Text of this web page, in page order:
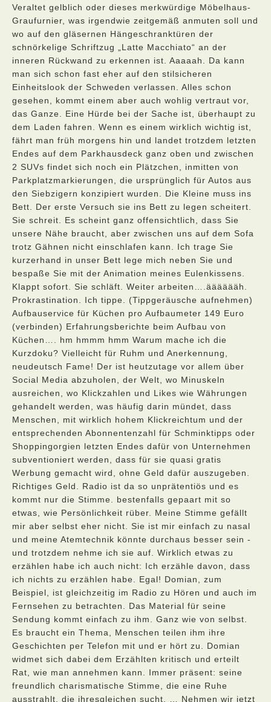
Veraltet gelblich oder dieses merkwürdige Möbelhaus-
Graufurnier, was irgendwie zeitgemäß anmuten soll und
wo auf den gläsernen Hängeschranktüren der
schnörkelige Schriftzug „Latte Macchiato“ an der
inneren Rückwand zu erkennen ist. Aaaaah. Da kann
man sich schon fast eher auf den stilsicheren
Einheitslook der Schweden verlassen. Alles schon
gesehen, kommt einem aber auch wohlig vertraut vor,
das Ganze. Eine Hürde bei der Sache ist, überhaupt zu
dem Laden fahren. Wenn es einem wirklich wichtig ist,
fährt man früh morgens hin und landet trotzdem letzten
Endes auf dem Parkhausdeck ganz oben und zwischen
2 SUVs findet sich noch ein Plätzchen, inmitten von
Parkplatzmarkierungen, die ursprünglich für Autos aus
den Siebzigern konzipiert wurden. Die Kleine muss ins
Bett. Der erste Versuch sie ins Bett zu legen scheitert.
Sie schreit. Es scheint ganz offensichtlich, dass Sie
unsere Nähe braucht, aber zwischen uns auf dem Sofa
trotz Gähnen nicht einschlafen kann. Ich trage Sie
kurzerhand in unser Bett lege mich neben Sie und
bespaße Sie mit der Animation meines Eulenkissens.
Klappt sofort. Sie schläft. Weiter arbeiten….ääääääh.
Prokrastination. Ich tippe. (Tippgeräusche aufnehmen)
Aufbauservice für Küchen pro Aufbaumeter 149 Euro
(verbinden) Erfahrungsberichte beim Aufbau von
Küchen…. hm hmmm hmm Warum mache ich die
Kurzdoku? Vielleicht für Ruhm und Anerkennung,
neudeutsch Fame! Der ist heutzutage vor allem über
Social Media abzuholen, der Welt, wo Minuskeln
ausreichen, wo Klickzahlen und Likes wie Währungen
gehandelt werden, was häufig darin mündet, dass
Menschen, mit wirklich hohem Klickreichtum und der
entsprechenden Abonnentenzahl für Schminktipps oder
Shoppingorgien letzten Endes dafür von Unternehmen
subventioniert werden, dass für sie quasi gratis
Werbung gemacht wird, ohne Geld dafür auszugeben.
Richtiges Geld. Radio ist da so unprätentiös und es
kommt nur die Stimme. bestenfalls gepaart mit so
etwas, wie Persönlichkeit rüber. Meine Stimme gefällt
mir aber selbst eher nicht. Sie ist mir einfach zu nasal
und meine Atemtechnik könnte durchaus besser sein -
und trotzdem nehme ich sie auf. Wirklich etwas zu
erzählen habe ich auch nicht: Ich erzähle davon, dass
ich nichts zu erzählen habe. Egal! Domian, zum
Beispiel, ist gleichzeitig im Radio zu Hören und auch im
Fernsehen zu betrachten. Das Material für seine
Sendung kommt einfach zu ihm. Ganz wie von selbst.
Es braucht ein Thema, Menschen teilen ihm ihre
Geschichten per Telefon mit und er hört zu. Domian
widmet sich dabei dem Erzählten kritisch und erteilt
Rat, wie man annehmen kann. Immer präsent: seine
freundlich charismatische Stimme, die eine Ruhe
ausstrahlt, die ihresgleichen sucht. … Nehmen wir jetzt